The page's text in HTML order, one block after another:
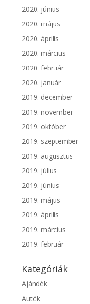
2020. június
2020. május
2020. április
2020. március
2020. február
2020. január
2019. december
2019. november
2019. október
2019. szeptember
2019. augusztus
2019. július
2019. június
2019. május
2019. április
2019. március
2019. február
Kategóriák
Ajándék
Autók